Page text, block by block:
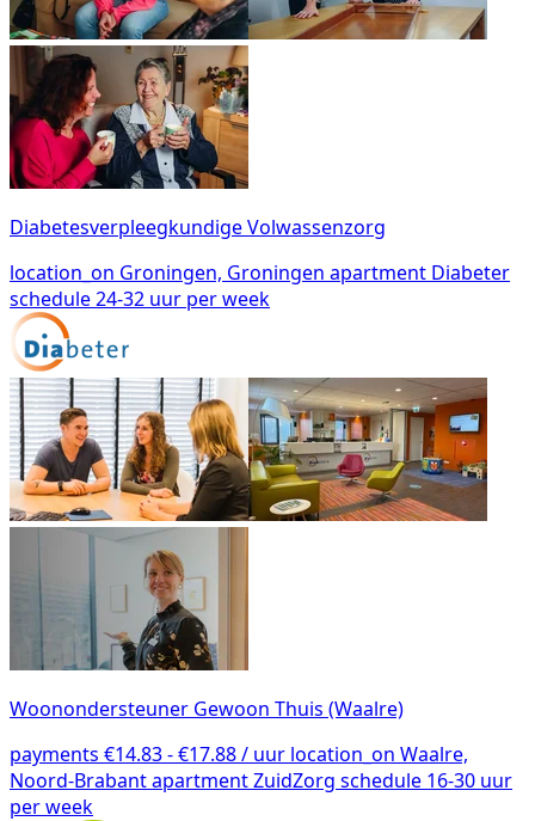
Diabetesverpleegkundige Volwassenzorg
location_on Groningen, Groningen apartment Diabeter
schedule24-32 uur per week
Woonondersteuner Gewoon Thuis (Waalre)
payments €14.83 - €17.88 / uur location_on Waalre,
Noord-BrabantapartmentZuidZorg schedule 16-30 uur
per week